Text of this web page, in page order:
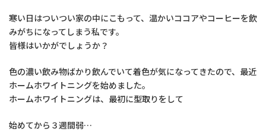
寒い日はついつい家の中にこもって、温かいココアやコーヒーを飲
みがちになってしまう私です。
皆様はいかがでしょうか？
色の濃い飲み物ばかり飲んでいて着色が気になってきたので、最近
ホームホワイトニングを始めました。
ホームホワイトニングは、最初に型取りをして
始めてから３週間弱…